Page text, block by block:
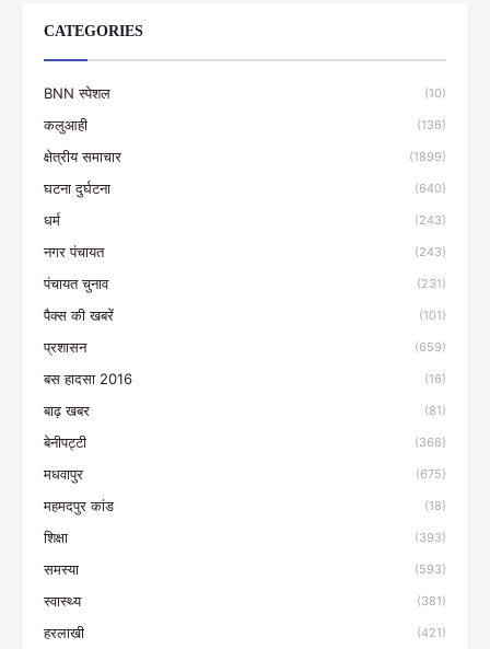
CATEGORIES
BNN स्पेशल (10)
कलुआही (136)
क्षेत्रीय समाचार (1899)
घटना दुर्घटना (640)
धर्म (243)
नगर पंचायत (243)
पंचायत चुनाव (231)
पैक्स की खबरें (101)
प्रशासन (659)
बस हादसा 2016 (16)
बाढ़ खबर (81)
बेनीपट्टी (366)
मधवापुर (675)
महमदपुर कांड (18)
शिक्षा (393)
समस्या (593)
स्वास्थ्य (381)
हरलाखी (421)